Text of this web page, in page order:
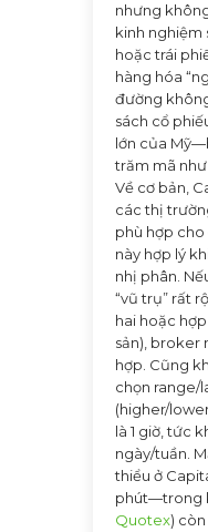
nhưng
kinh nghiệm
hoặc trái
hàng hóa
đường
sách cổ
lớn của
trăm mã
Về cơ bản,
các thị
phù hợp
này hợp lý
nhị phân.
“vũ trụ” rất
hai hoặc
sản), broker
hợp. Cũng
chọn
(higher/
là 1 giờ, tức
ngày/tuần.
thiểu ở
phút—trong
Quotex)